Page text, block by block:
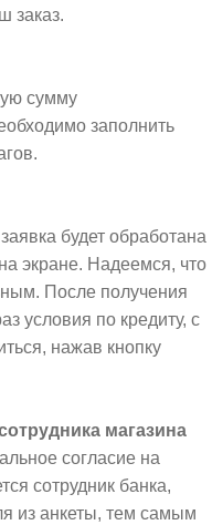
заказ.
сумму
заполнить
будет обработана
экране. Надеемся, что
После получения
условия по кредиту, с
нажав кнопку
магазина
согласие на
сотрудник банка,
из анкеты, тем самым